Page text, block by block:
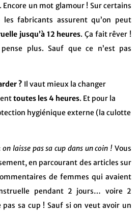
Encore un mot glamour ! Sur certains
fabricants assurent qu’on peut
jusqu’à 12 heures. Ça fait rêver !
plus. Sauf que ce n’est pas
? Il vaut mieux la changer
toutes les 4 heures. Et pour la
hygiénique externe (la culotte
on laisse pas sa cup dans un coin ! Vous
en parcourant des articles sur
de femmes qui avaient
pendant 2 jours… voire 2
pas sa cup ! Sauf si on veut avoir un